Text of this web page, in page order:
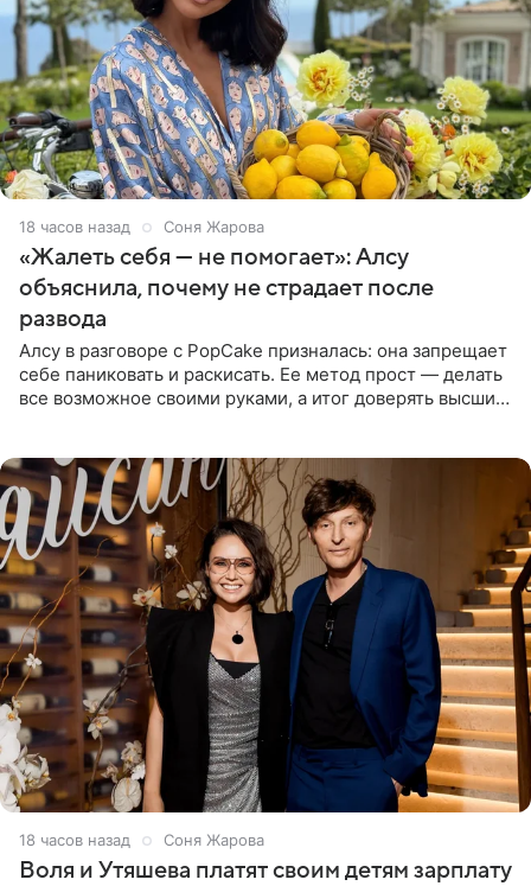
18 часов назад Соня Жарова
«Жалеть себя — не помогает»: Алсу
объяснила, почему не страдает после
развода
Алсу в разговоре с PopCake призналась: она запрещает
себе паниковать и раскисать. Ее метод прост — делать
все возможное своими руками, а итог доверять высшим
18 часов назад Соня Жарова
Воля и Утяшева платят своим детям зарплату